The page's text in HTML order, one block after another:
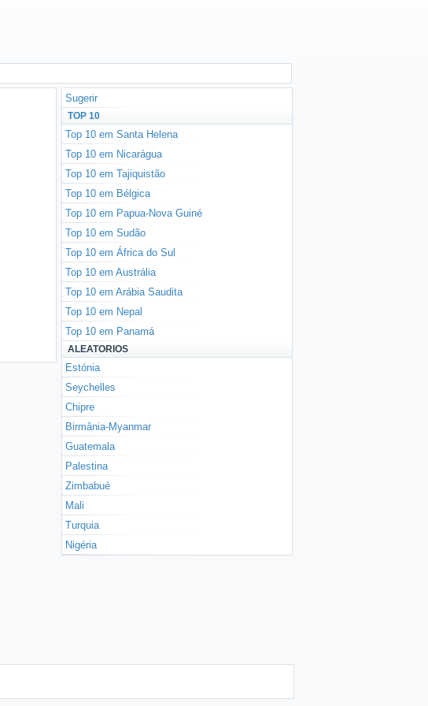
Sugerir
TOP 10
Top 10 em Santa Helena
Top 10 em Nicarágua
Top 10 em Tajiquistão
Top 10 em Bélgica
Top 10 em Papua-Nova Guiné
Top 10 em Sudão
Top 10 em África do Sul
Top 10 em Austrália
Top 10 em Arábia Saudita
Top 10 em Nepal
Top 10 em Panamá
ALEATORIOS
Estónia
Seychelles
Chipre
Birmânia-Myanmar
Guatemala
Palestina
Zimbabué
Mali
Turquia
Nigéria